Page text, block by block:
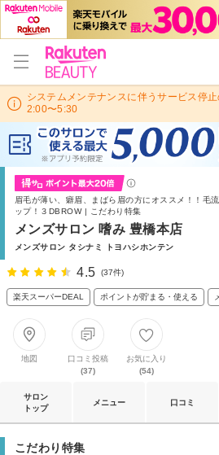
システムメンテナンスに伴うサービス停
2:00〜5:30
眉毛が薄い、癖眉、まばら眉の方にオススメ！！毛
ップ！３DBROW | こだわり特集
メンズサロン 嗜み 豊橋本店
メンズサロン タシナミ トヨハシホンテン
4.5 (37件)
楽天スーパーDEAL ポイントが貯まる・使える
地図
口コミ投稿
(37)
お気に入り
(54)
サロン
トップ
メニュー 口コミ
こだわり特集